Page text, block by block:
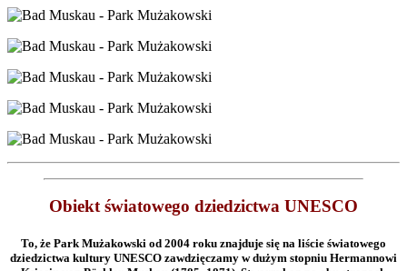
Obiekt światowego dziedzictwa UNESCO
To, że Park Mużakowski od 2004 roku znajduje się na liście światowego
dziedzictwa kultury UNESCO zawdzięczamy w dużym stopniu Hermannowi